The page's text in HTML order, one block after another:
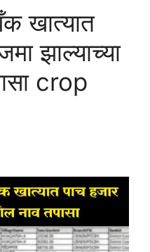
खात्यात
झाल्याच्या
crop